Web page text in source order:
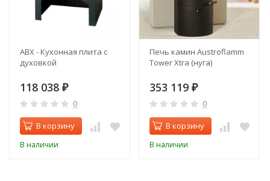
ABX - Кухонная плита с
духовкой
118 038 ₽
0
В корзину
В наличии
Печь камин Austroflamm
Tower Xtra (нуга)
353 119 ₽
0
В корзину
В наличии